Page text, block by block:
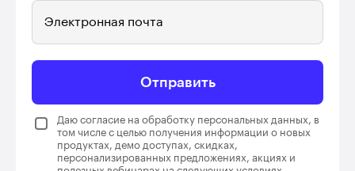
Электронная почта
Отправить
Даю согласие на обработку персональных данных, в
том числе с целью получения информации о новых
продуктах, демо доступах, скидках,
персонализированных предложениях, акциях и